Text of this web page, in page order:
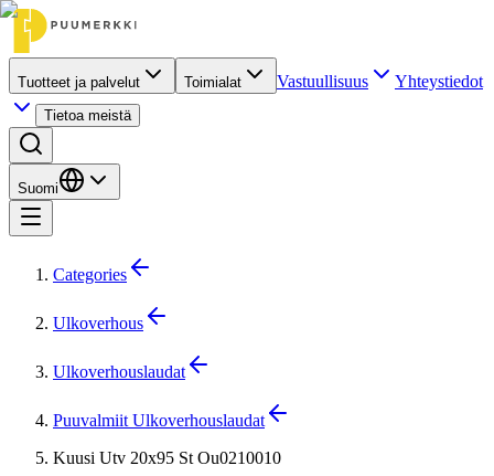
Tuotteet ja palvelut Toimialat Vastuullisuus Yhteystiedot
Tietoa meistä
Suomi
Categories
Ulkoverhous
Ulkoverhouslaudat
Puuvalmiit Ulkoverhouslaudat
Kuusi Utv 20x95 St Ou0210010